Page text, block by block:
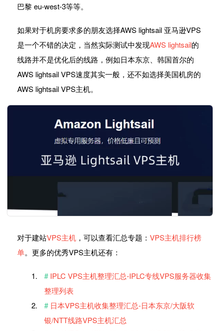
巴黎 eu-west-3等等。
如果对于机房要求多的朋友选择AWS lightsail 亚马逊VPS
是一个不错的决定，当然实际测试中发现AWS lightsail的
线路并不是优化后的线路，例如日本东京、韩国首尔的
AWS lightsail VPS速度其实一般，还不如选择美国机房的
AWS lightsail VPS主机。
对于建站VPS主机 ，可以查看汇总专题： VPS主机排行榜
单。更多的优秀VPS主机还有：
IPLC VPS主机整理汇总-IPLC专线VPS服务器收集
整理列表
日本VPS主机收集整理汇总-日本东京/大阪软
银/NTT线路VPS主机汇总